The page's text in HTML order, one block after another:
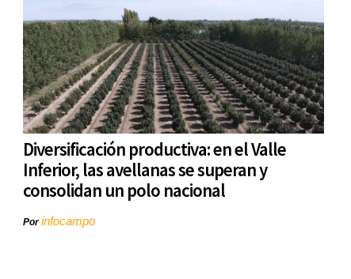
Diversificación productiva: en el Valle
Inferior, las avellanas se superan y
consolidan un polo nacional
Porinfocampo